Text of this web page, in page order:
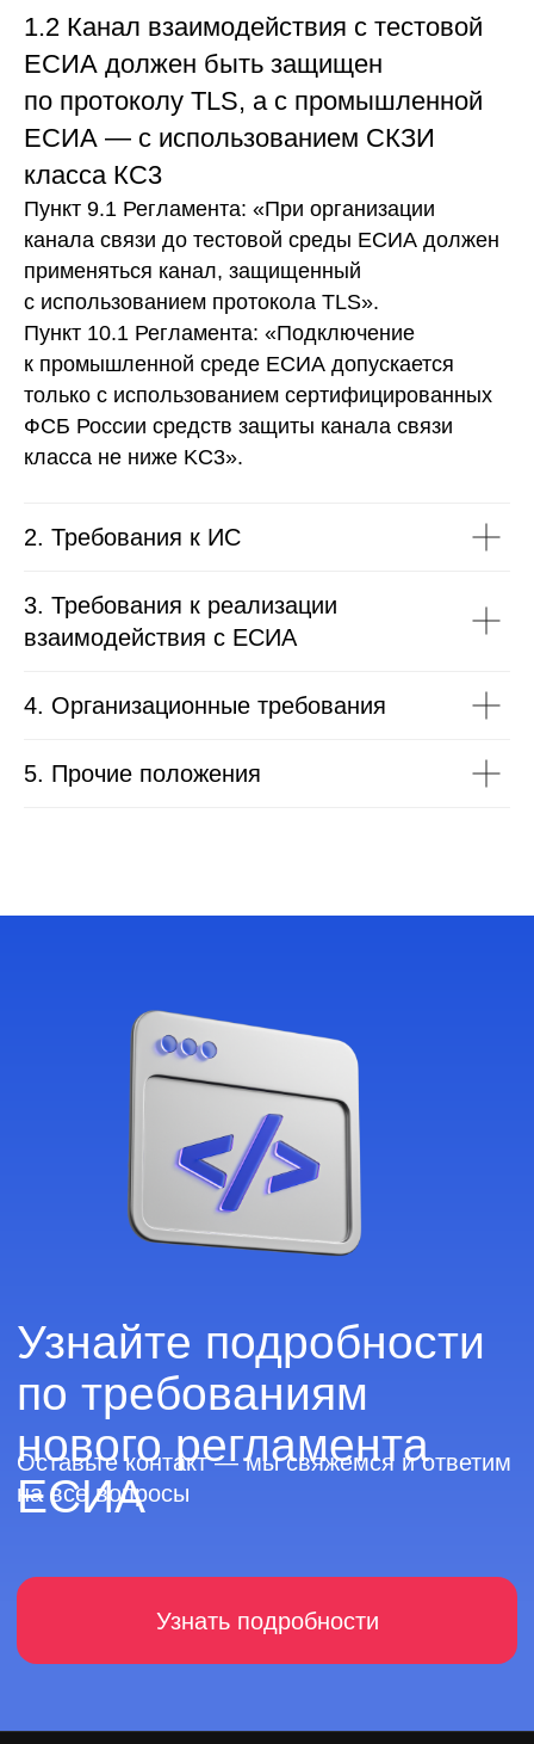
1.2 Канал взаимодействия с тестовой
ЕСИА должен быть защищен
по протоколу TLS, а с промышленной
ЕСИА — с использованием СКЗИ
класса КС3
Пункт 9.1 Регламента: «При организации
канала связи до тестовой среды ЕСИА должен
применяться канал, защищенный
с использованием протокола TLS».
Пункт 10.1 Регламента: «Подключение
к промышленной среде ЕСИА допускается
только с использованием сертифицированных
ФСБ России средств защиты канала связи
класса не ниже KC3».
2. Требования к ИС
3. Требования к реализации
взаимодействия с ЕСИА
4. Организационные требования
5. Прочие положения